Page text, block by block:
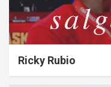
Ricky Rubio